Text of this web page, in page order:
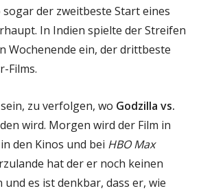
sogar der zweitbeste Start eines
In Indien spielte der Streifen
Wochenende ein, der drittbeste
Films.
zu verfolgen, wo Godzilla vs.
wird. Morgen wird der Film in
den Kinos und bei HBO Max
hat der er noch keinen
es ist denkbar, dass er, wie